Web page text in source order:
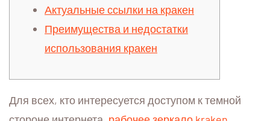
Актуальные ссылки на кракен
Преимущества и недостатки
использования кракен
Для всех, кто интересуется доступом к темной